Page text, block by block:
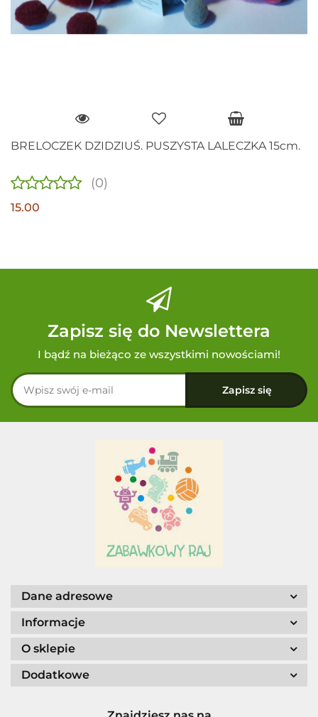
BRELOCZEK DZIDZIUŚ. PUSZYSTA LALECZKA 15cm.
(0)
15.00
Zapisz się do Newslettera
I bądź na bieżąco ze wszystkimi nowościami!
Dane adresowe
Informacje
O sklepie
Dodatkowe